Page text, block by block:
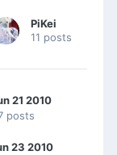
PiKei
11 posts
21 2010
posts
23 2010